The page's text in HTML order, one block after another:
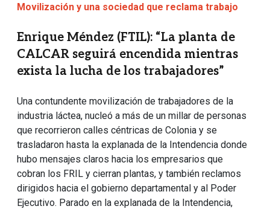
Movilización y una sociedad que reclama trabajo
Enrique Méndez (FTIL): “La planta de
CALCAR seguirá encendida mientras
exista la lucha de los trabajadores”
Una contundente movilización de trabajadores de la
industria láctea, nucleó a más de un millar de personas
que recorrieron calles céntricas de Colonia y se
trasladaron hasta la explanada de la Intendencia donde
hubo mensajes claros hacia los empresarios que
cobran los FRIL y cierran plantas, y también reclamos
dirigidos hacia el gobierno departamental y al Poder
Ejecutivo. Parado en la explanada de la Intendencia,